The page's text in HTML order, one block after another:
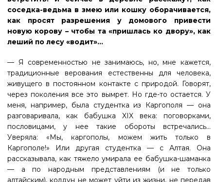
соседка-ведьма в змею или кошку оборачивается,
как просят разрешения у домового привести
новую корову – чтобы та «пришлась ко двору», как
леший по лесу «водит»...
— Я современностью не занимаюсь, но, мне кажется,
традиционные верования естественны для человека,
живущего в постоянном контакте с природой. Говорят,
через поколения все это вымрет. Но где-то остается. У
меня, например, была студентка из Каргополя — она
разговаривала, как бабушка XIX века: поговорками,
пословицами, у нее такие обороты встречались...
Уверяла: «Мы, каргополы, можем жить только в
Каргополе!» Или другая студентка — с Алтая. Она
рассказывала, как тяжело умирала ее бабушка-шаманка
— а по народным представлениям (и не только
алтайским), колдун не может уйти из жизни, не передав